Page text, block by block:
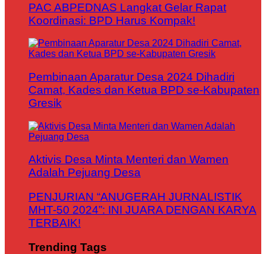
PAC ABPEDNAS Langkat Gelar Rapat
Koordinasi: BPD Harus Kompak!
Pembinaan Aparatur Desa 2024 Dihadiri
Camat, Kades dan Ketua BPD se-Kabupaten
Gresik
Aktivis Desa Minta Menteri dan Wamen
Adalah Pejuang Desa
PENJURIAN “ANUGERAH JURNALISTIK
MHT-50 2024”: INI JUARA DENGAN KARYA
TERBAIK!
Trending Tags